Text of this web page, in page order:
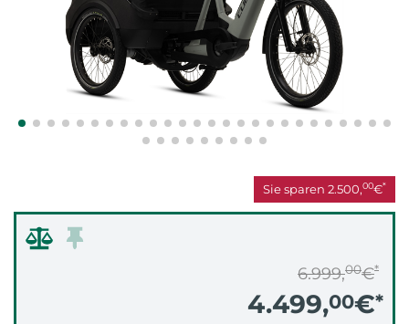
Sie sparen 2.500,00€*
6.999,00€*
4.499,00€*